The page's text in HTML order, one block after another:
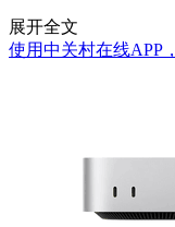
展开全文
使用中关村在线APP